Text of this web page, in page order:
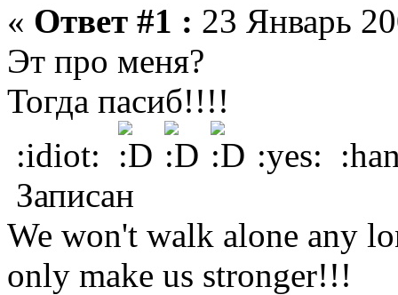
« Ответ #1 : 23 Январь
Эт про меня?
Тогда пасиб!!!!
:idiot:
:yes:
Записан
We won't walk alone any
only make us stronger!!!